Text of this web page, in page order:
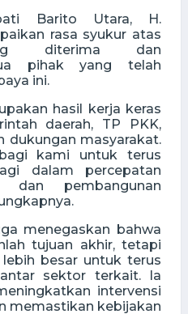
Barito Utara, H.
rasa syukur atas
diterima dan
pihak yang telah
ini.
hasil kerja keras
daerah, TP PKK,
dukungan masyarakat.
kami untuk terus
dalam percepatan
dan pembangunan
menegaskan bahwa
tujuan akhir, tetapi
besar untuk terus
sektor terkait. Ia
intervensi
memastikan kebijakan